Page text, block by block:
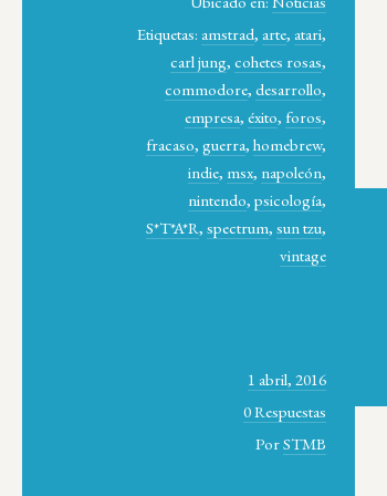
Etiquetas: amstrad, arte, atari,
carl jung,cohetes rosas,
commodore,desarrollo,
empresa,éxito, foros,
fracaso,guerra,homebrew,
indie, msx, napoleón,
nintendo,psicología,
S*T*A*R,spectrum,sun tzu,
vintage
1 abril, 2016
0 Respuestas
PorSTMB